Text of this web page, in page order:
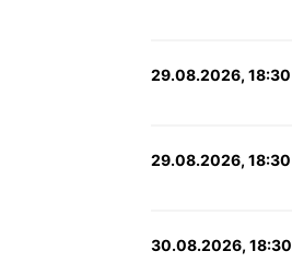
29.08.2026, 18:30
29.08.2026, 18:30
30.08.2026, 18:30